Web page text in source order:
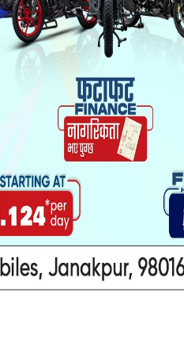
सिरहा कारागारको
राईनको गम्भीर प्रश्न